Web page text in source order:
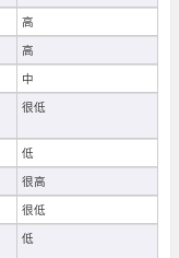
高
高
中
很低
低
很高
很低
低